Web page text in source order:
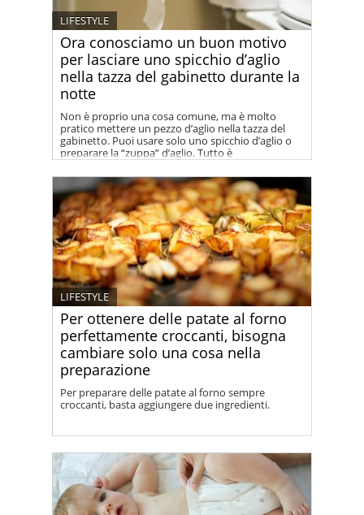
Ora conosciamo un buon motivo
per lasciare uno spicchio d’aglio
nella tazza del gabinetto durante la
notte
LIFESTYLE
Non è proprio una cosa comune, ma è molto
pratico mettere un pezzo d’aglio nella tazza del
gabinetto. Puoi usare solo uno spicchio d’aglio o
preparare la “zuppa” d’aglio. Tutto è
completamente naturale e non nocivo, ma molto
efficace.
Per ottenere delle patate al forno
perfettamente croccanti, bisogna
cambiare solo una cosa nella
preparazione
LIFESTYLE
Per preparare delle patate al forno sempre
croccanti, basta aggiungere due ingredienti.